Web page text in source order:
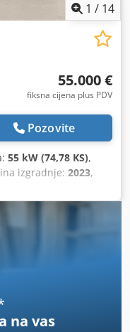
1 / 14
55.000 €
fiksna cijena plus PDV
Pozovite
55 kW (74,78 KS),
izgradnje: 2023,
na vas